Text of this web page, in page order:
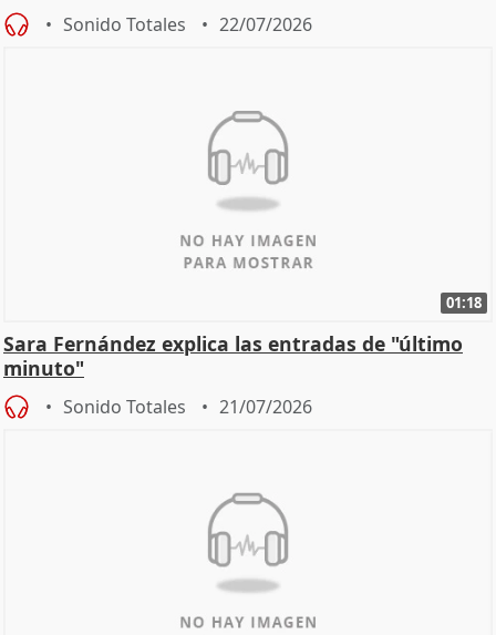
Sonido Totales 22/07/2026
01:18
Sara Fernández explica las entradas de "último
minuto"
Sonido Totales 21/07/2026